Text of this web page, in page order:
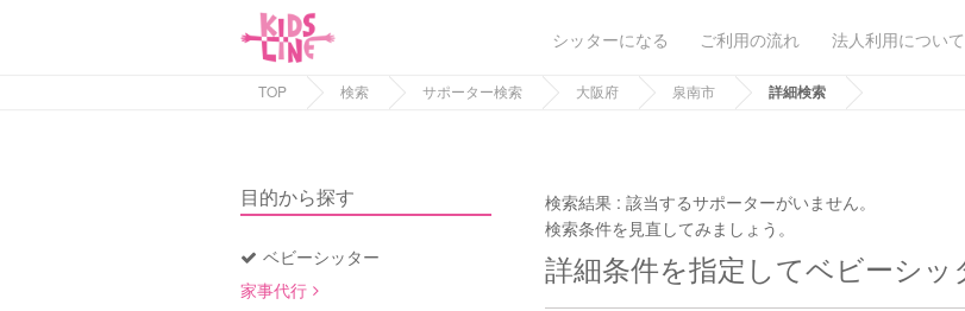
シッターになる ご利用の流れ 法人利用について
TOP 検索 サポーター検索 大阪府 泉南市 詳細検索
目的から探す
ベビーシッター
家事代行
検索結果 :該当するサポーターがいません。
検索条件を見直してみましょう。
詳細条件を指定してベビーシッ